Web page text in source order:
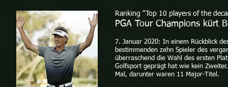
Ranking "Top 10 players of the
PGA Tour Champions kürt
7. Januar 2020: In einem Rückblick
bestimmenden zehn Spieler des
überraschend die Wahl des ersten
Golfsport geprägt hat wie kein
Mal, darunter waren 11 Major-Titel.